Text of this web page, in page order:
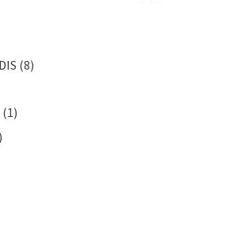
(8)
(1)